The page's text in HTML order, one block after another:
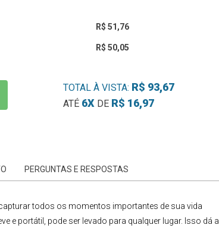
R$ 51,76
R$ 50,05
TOTAL À VISTA: R$ 93,67
ATÉ 6X DE R$ 16,97
PERGUNTAS E RESPOSTAS
todos os momentos importantes de sua vida
e portátil, pode ser levado para qualquer lugar. Isso dá a